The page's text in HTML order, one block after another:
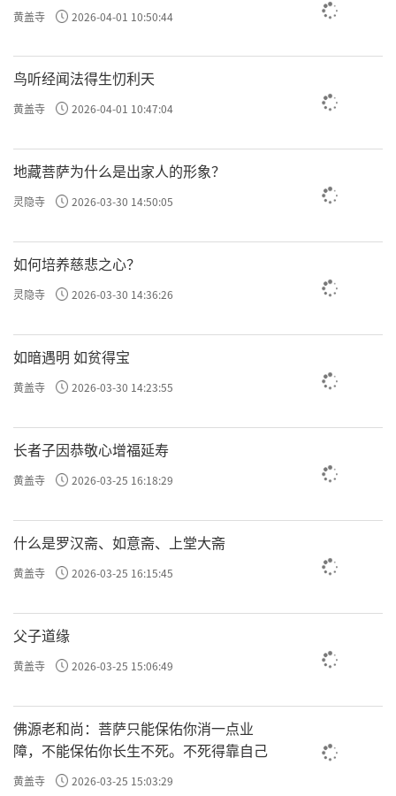
黄盖寺 2026-04-01 10:50:44
鸟听经闻法得生忉利天
黄盖寺 2026-04-01 10:47:04
地藏菩萨为什么是出家人的形象？
灵隐寺 2026-03-30 14:50:05
如何培养慈悲之心？
灵隐寺 2026-03-30 14:36:26
如暗遇明 如贫得宝
黄盖寺 2026-03-30 14:23:55
长者子因恭敬心增福延寿
黄盖寺 2026-03-25 16:18:29
什么是罗汉斋、如意斋、上堂大斋
黄盖寺 2026-03-25 16:15:45
父子道缘
黄盖寺 2026-03-25 15:06:49
佛源老和尚：菩萨只能保佑你消一点业
障，不能保佑你长生不死。不死得靠自己
黄盖寺 2026-03-25 15:03:29